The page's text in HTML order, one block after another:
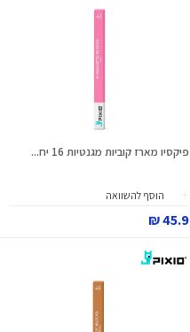
פיקסיו מארז קוביות מגנטיות 16 יח...
הוסף להשוואה
45.9 ₪